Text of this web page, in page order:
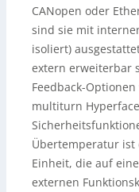
CANopen oder
sind sie mit
isoliert)
extern erweiterbar
Feedback-
multiturn
Übertemperatur ist
Einheit, die auf
externen